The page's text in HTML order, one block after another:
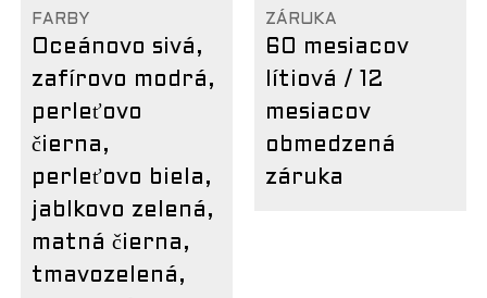
FARBY
Oceánovo sivá,
zafírovo modrá,
perleťovo
čierna,
perleťovo biela,
jablkovo zelená,
matná čierna,
tmavozelená,
ZÁRUKA
60 mesiacov
lítiová / 12
mesiacov
obmedzená
záruka